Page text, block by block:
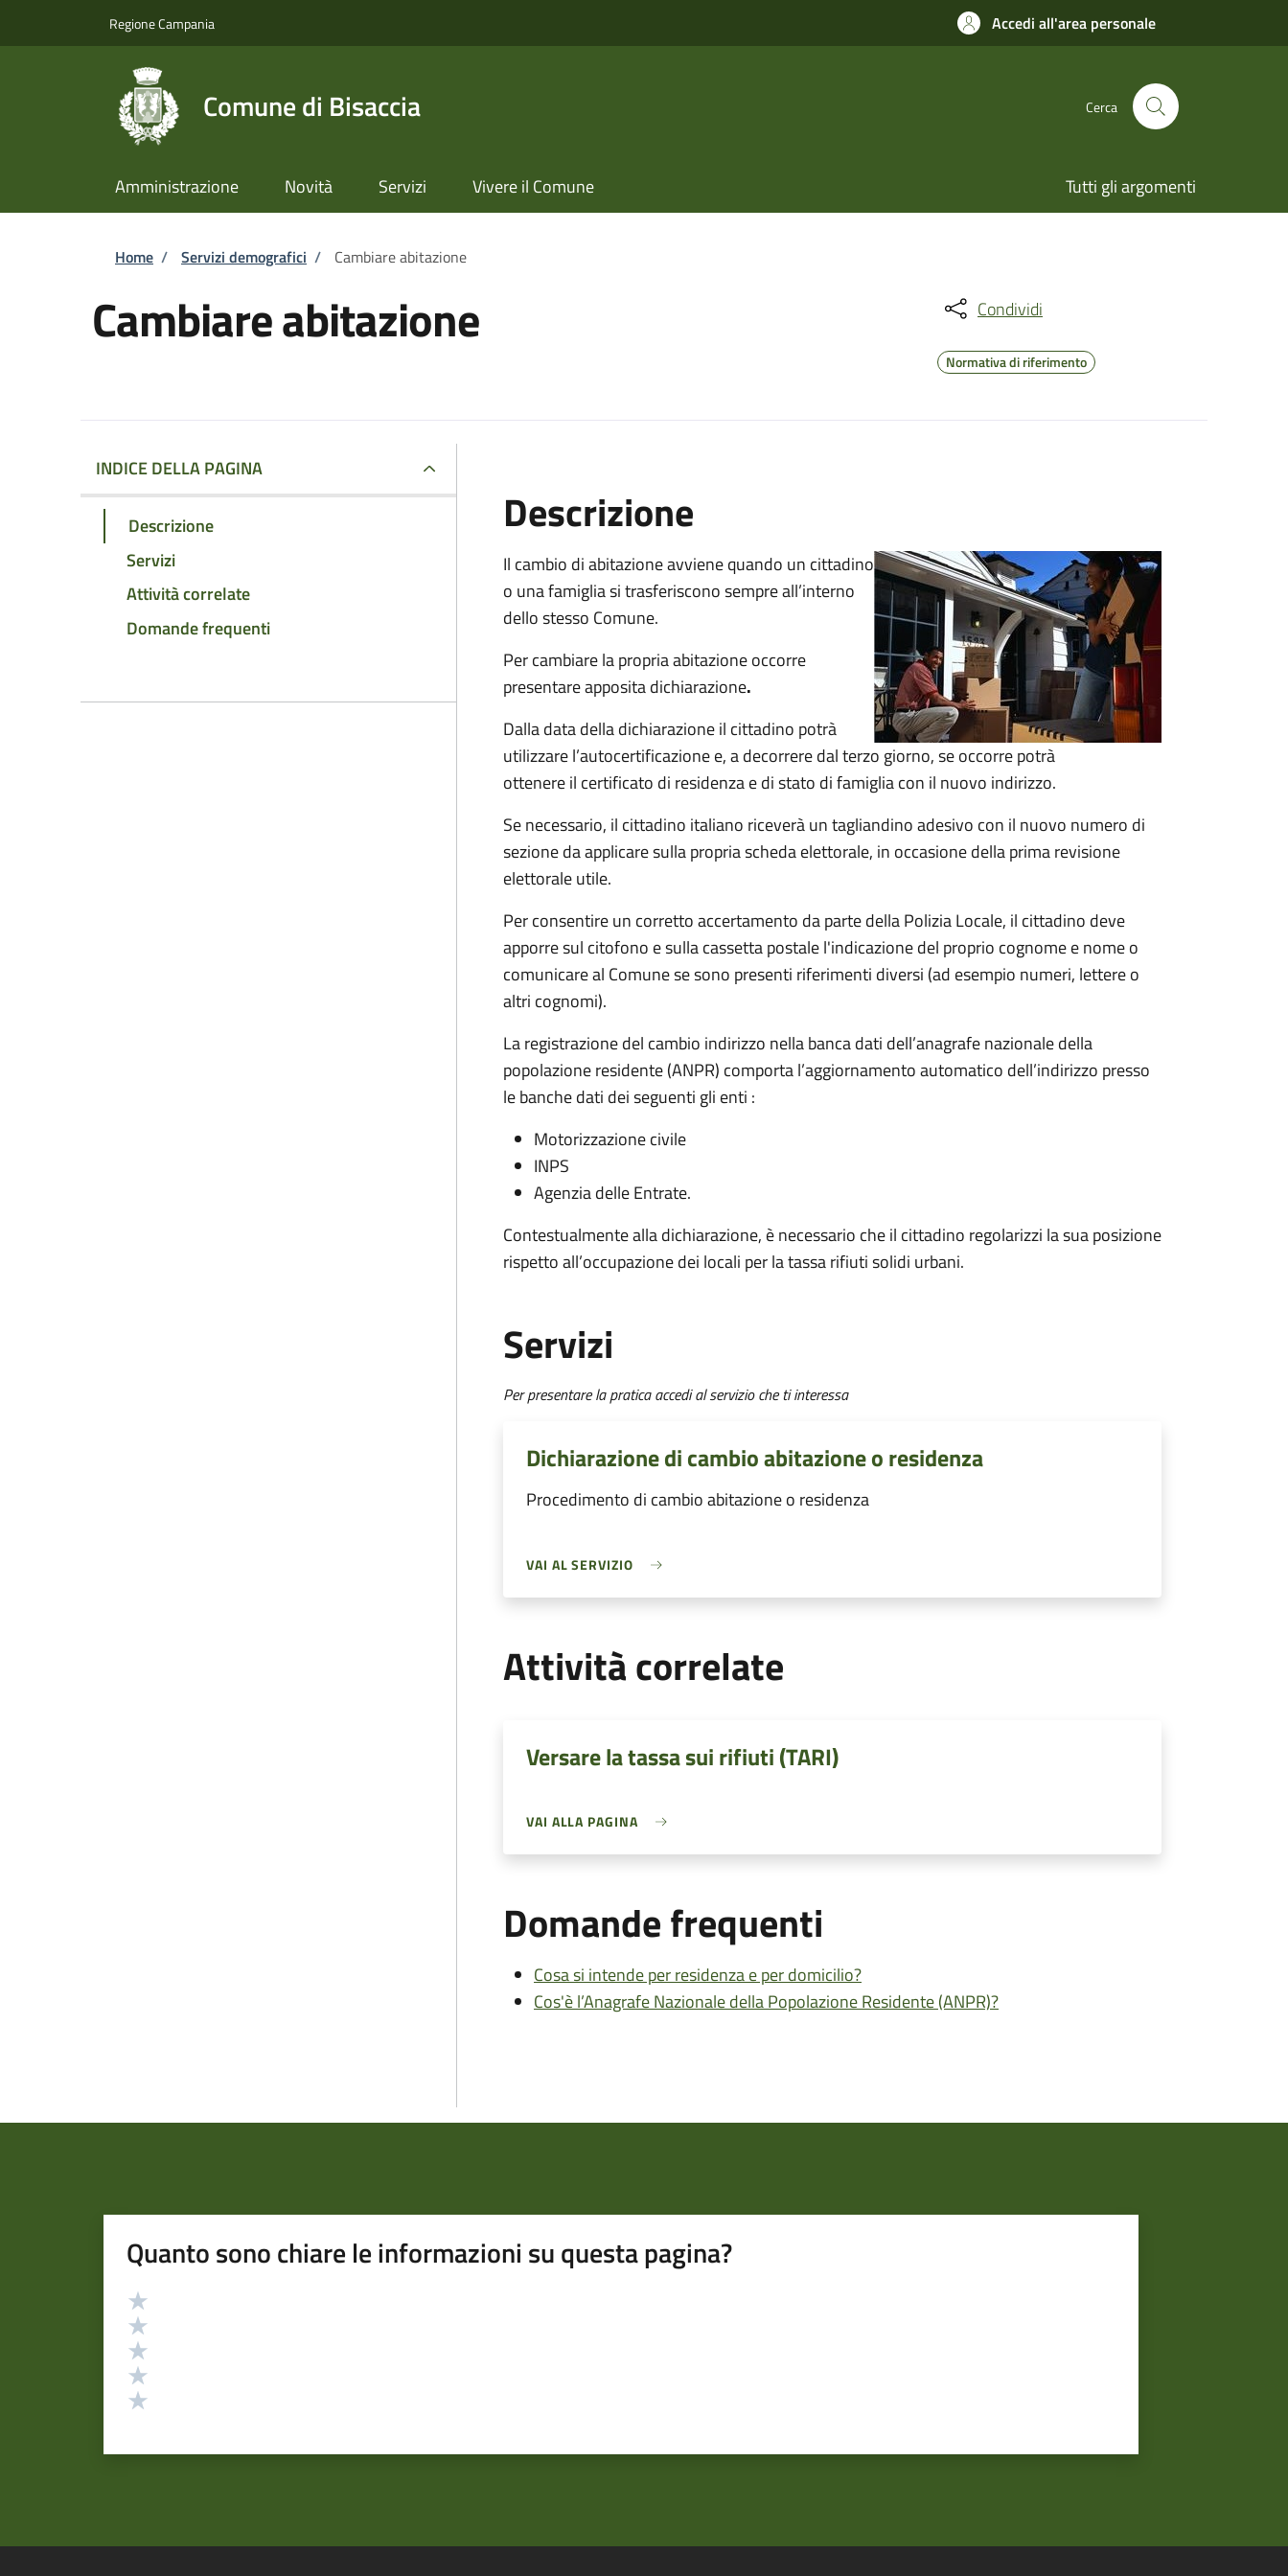
Regione Campania Accedi all'area personale
Comune di Bisaccia Cerca
Amministrazione Novità Servizi Vivere il Comune Tutti gli argomenti
Briciole di pane
Home / Servizi demografici / Cambiare abitazione
Cambiare abitazione Condividi
Normativa di riferimento
INDICE DELLA PAGINA
Descrizione
Servizi
Attività correlate
Domande frequenti
Descrizione
Il cambio di abitazione avviene quando un cittadino
o una famiglia si trasferiscono sempre all’interno
dello stesso Comune.
Per cambiare la propria abitazione occorre
presentare appositadichiarazione.
Dalla data della dichiarazione il cittadino potrà
utilizzare l’autocertificazione e, a decorrere dal terzo giorno, se occorrepotrà
ottenere il certificato di residenza e di stato di famiglia con il nuovo indirizzo.
Se necessario, il cittadino italiano riceverà un tagliandino adesivo con il nuovo numero di
sezione da applicare sulla propria scheda elettorale, in occasione della prima revisione
elettorale utile.
Per consentire un corretto accertamento da parte della Polizia Locale, il cittadino deve
apporre sul citofono e sulla cassetta postale l'indicazione del proprio cognome e nome o
comunicare al Comune se sono presenti riferimenti diversi (ad esempio numeri, lettere o
altri cognomi).
La registrazione del cambio indirizzo nella banca dati dell’anagrafe nazionale della
popolazione residente (ANPR) comporta l’aggiornamento automatico dell’indirizzo presso
le banche dati dei seguenti gli enti :
Motorizzazione civile
INPS
Agenzia delle Entrate.
Contestualmente alla dichiarazione, è necessario che il cittadino regolarizzi la sua posizione
rispetto all’occupazione dei locali per la tassa rifiuti solidi urbani.
Servizi
Per presentare la pratica accedi al servizio che ti interessa
Dichiarazione di cambio abitazione o residenza
Procedimento di cambio abitazione o residenza
VAI AL SERVIZIO
Attività correlate
Versare la tassa sui rifiuti (TARI)
VAI ALLA PAGINA
Domande frequenti
Cosa si intende per residenza e per domicilio?
Cos'è l’Anagrafe Nazionale della Popolazione Residente (ANPR)?
Quanto sono chiare le informazioni su questa pagina?
Valutazione